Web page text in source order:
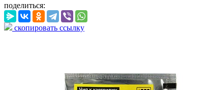
поделиться:
скопировать ссылку